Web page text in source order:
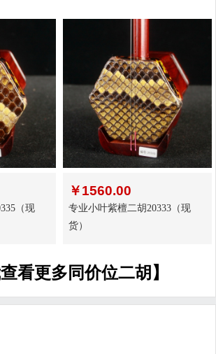
（现
￥1560.00
专业小叶紫檀二胡20333（现
货）
查看更多同价位二胡】